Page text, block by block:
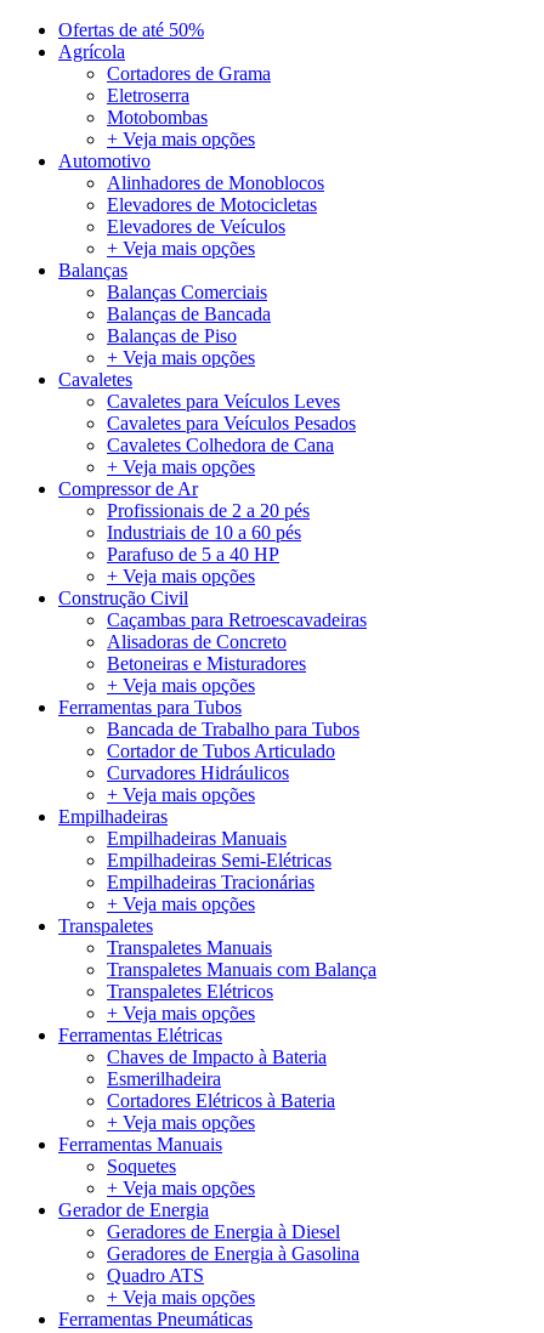
Ofertas de até 50%
Agrícola
Cortadores de Grama
Eletroserra
Motobombas
+ Veja mais opções
Automotivo
Alinhadores de Monoblocos
Elevadores de Motocicletas
Elevadores de Veículos
+ Veja mais opções
Balanças
Balanças Comerciais
Balanças de Bancada
Balanças de Piso
+ Veja mais opções
Cavaletes
Cavaletes para Veículos Leves
Cavaletes para Veículos Pesados
Cavaletes Colhedora de Cana
+ Veja mais opções
Compressor de Ar
Profissionais de 2 a 20 pés
Industriais de 10 a 60 pés
Parafuso de 5 a 40 HP
+ Veja mais opções
Construção Civil
Caçambas para Retroescavadeiras
Alisadoras de Concreto
Betoneiras e Misturadores
+ Veja mais opções
Ferramentas para Tubos
Bancada de Trabalho para Tubos
Cortador de Tubos Articulado
Curvadores Hidráulicos
+ Veja mais opções
Empilhadeiras
Empilhadeiras Manuais
Empilhadeiras Semi-Elétricas
Empilhadeiras Tracionárias
+ Veja mais opções
Transpaletes
Transpaletes Manuais
Transpaletes Manuais com Balança
Transpaletes Elétricos
+ Veja mais opções
Ferramentas Elétricas
Chaves de Impacto à Bateria
Esmerilhadeira
Cortadores Elétricos à Bateria
+ Veja mais opções
Ferramentas Manuais
Soquetes
+ Veja mais opções
Gerador de Energia
Geradores de Energia à Diesel
Geradores de Energia à Gasolina
Quadro ATS
+ Veja mais opções
Ferramentas Pneumáticas